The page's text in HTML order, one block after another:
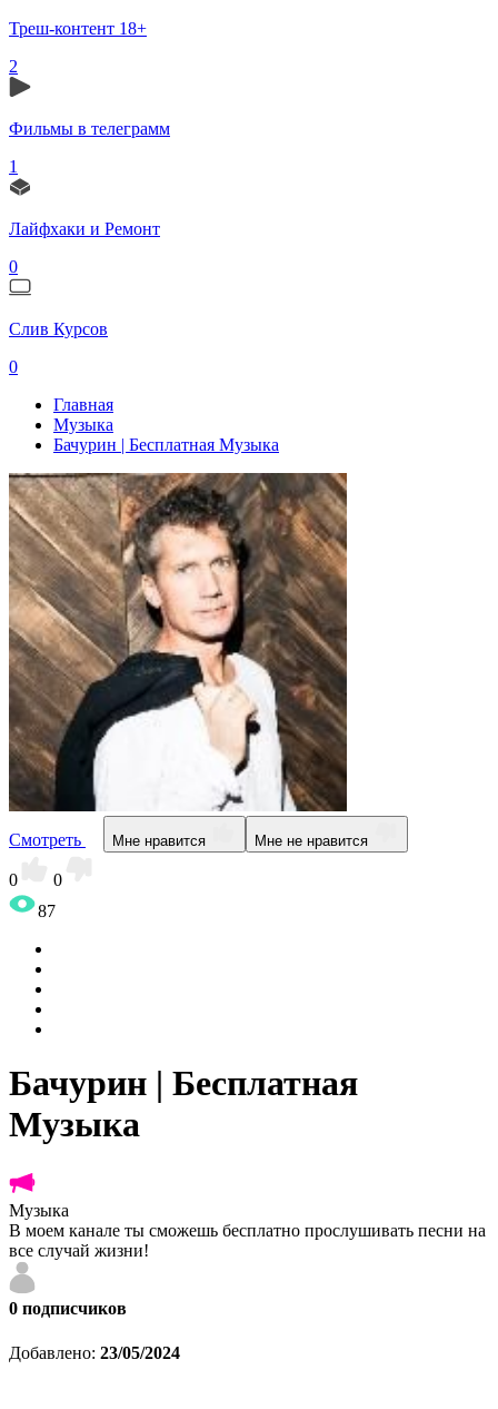
Треш-контент 18+
2
Фильмы в телеграмм
1
Лайфхаки и Ремонт
0
Слив Курсов
0
Главная
Музыка
Бачурин | Бесплатная Музыка
Смотреть Мне нравится Мне не нравится
0
0
87
Бачурин | Бесплатная
Музыка
Музыка
В моем канале ты сможешь бесплатно прослушивать песни на
все случай жизни!
0 подписчиков
Добавлено: 23/05/2024